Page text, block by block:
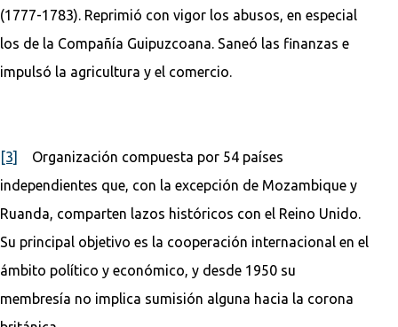
(1777-1783). Reprimió con vigor los abusos, en especial
los de la Compañía Guipuzcoana. Saneó las finanzas e
impulsó la agricultura y el comercio.
[3]
Organización compuesta por 54 países
independientes que, con la excepción de Mozambique y
Ruanda, comparten lazos históricos con el Reino Unido.
Su principal objetivo es la cooperación internacional en el
ámbito político y económico, y desde 1950 su
membresía no implica sumisión alguna hacia la corona